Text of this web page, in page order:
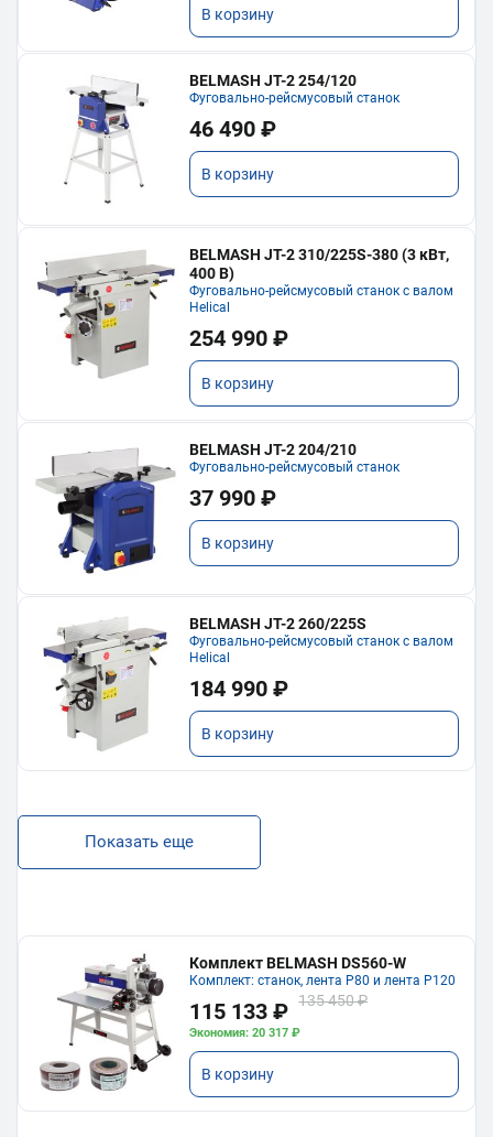
В корзину
BELMASH JT-2 254/120
Фуговально-рейсмусовый станок
46 490 ₽
В корзину
BELMASH JT-2 310/225S-380 (3 кВт,
400 В)
Фуговально-рейсмусовый станок с валом
Helical
254 990 ₽
В корзину
BELMASH JT-2 204/210
Фуговально-рейсмусовый станок
37 990 ₽
В корзину
BELMASH JT-2 260/225S
Фуговально-рейсмусовый станок с валом
Helical
184 990 ₽
В корзину
Показать еще
Комплект BELMASH DS560-W
Комплект: станок, лента P80 и лента P120
115 133 ₽ 135 450 ₽
Экономия: 20 317 ₽
В корзину